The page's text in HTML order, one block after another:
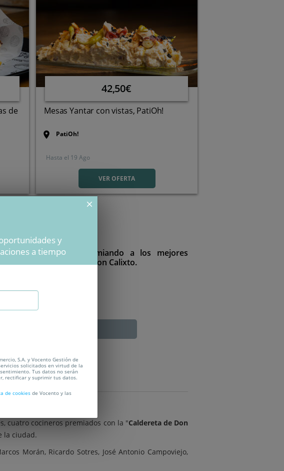
de
42,50€
Mesas Yantar con vistas, PatiOh!
PatiOh!
C/ JOSE LUÍS ÁLVAREZ
MARGARIDE, 7, PERIU
Hasta el 19 Ago
VER OFERTA
Experiencie
nosotros 25 años premiando a los mejores
premio Caldereta de Don Calixto.
cuatro cocineros premiados con la "Caldereta de Don
la ciudad.
Morán, Ricardo Sotres, José Antonio Campoviejo,
close
y
a tiempo
S.A. y Vocento Gestión de
solicitados en virtud de la
Tus datos no serán
rectificar y suprimir tus datos.
de cookies de Vocento y las